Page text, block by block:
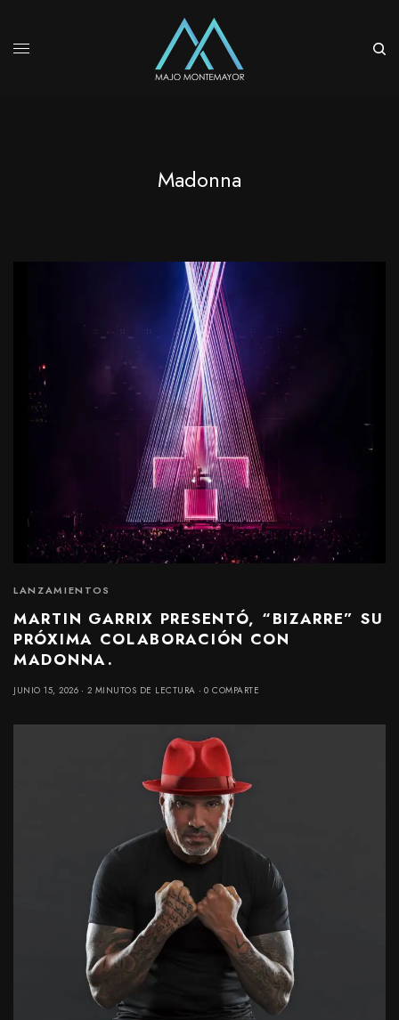
Madonna
LANZAMIENTOS
MARTIN GARRIX PRESENTÓ, “BIZARRE” SU
PRÓXIMA COLABORACIÓN CON
MADONNA.
JUNIO 15, 2026 2 MINUTOS DE LECTURA 0 COMPARTE